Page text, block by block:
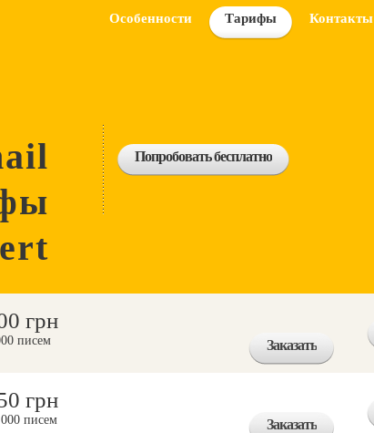
Особенности Тарифы Контакты
Попробовать бесплатно
грн
писем Заказать
грн
писем Заказать